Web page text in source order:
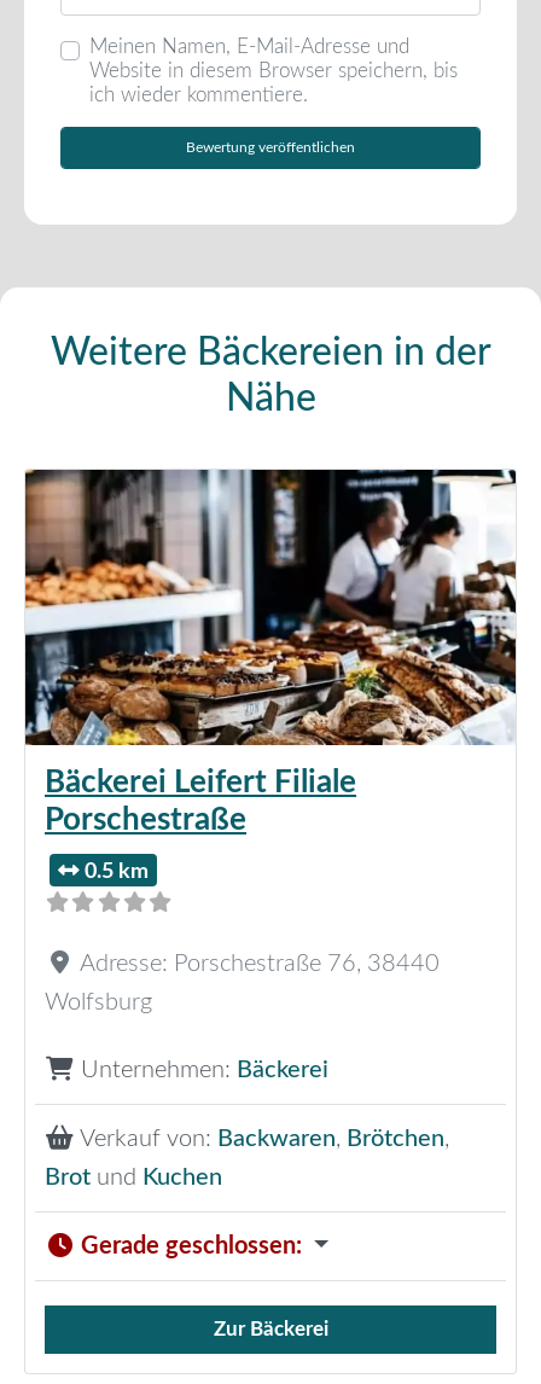
Meinen Namen, E-Mail-Adresse und
Website in diesem Browser speichern, bis
ich wieder kommentiere.
Weitere Bäckereien in der
Nähe
Bäckerei Leifert Filiale
Porschestraße
0.5 km
Adresse: Porschestraße 76, 38440
Wolfsburg
Unternehmen: Bäckerei
Verkauf von: Backwaren, Brötchen,
Brot und Kuchen
Gerade geschlossen:
Verkauf von Brötchen,
Zur Bäckerei